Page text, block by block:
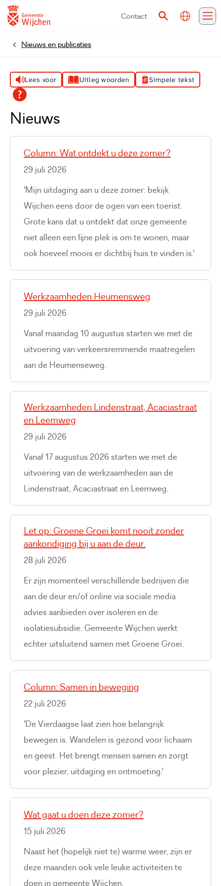
Contact
ZoekenVertalen
HomeNieuws en publicaties
Lees voor Uitleg woorden Simpele tekst
Nieuws
Column: Wat ontdekt u deze zomer?
29 juli 2026
'Mijn uitdaging aan u deze zomer: bekijk
Wijchen eens door de ogen van een toerist.
Grote kans dat u ontdekt dat onze gemeente
niet alleen een fijne plek is om te wonen, maar
ook hoeveel moois er dichtbij huis te vinden is.'
Werkzaamheden Heumensweg
29 juli 2026
Vanaf maandag 10 augustus starten we met de
uitvoering van verkeersremmende maatregelen
aan de Heumenseweg.
Werkzaamheden Lindenstraat, Acaciastraat
en Leemweg
29 juli 2026
Vanaf 17 augustus 2026 starten we met de
uitvoering van de werkzaamheden aan de
Lindenstraat, Acaciastraat en Leemweg.
Let op: Groene Groei komt nooit zonder
aankondiging bij u aan de deur.
28 juli 2026
Er zijn momenteel verschillende bedrijven die
aan de deur en/of online via sociale media
advies aanbieden over isoleren en de
isolatiesubsidie. Gemeente Wijchen werkt
echter uitsluitend samen met Groene Groei.
Column: Samen in beweging
22 juli 2026
'De Vierdaagse laat zien hoe belangrijk
bewegen is. Wandelen is gezond voor lichaam
en geest. Het brengt mensen samen en zorgt
voor plezier, uitdaging en ontmoeting.'
Wat gaat u doen deze zomer?
15 juli 2026
Naast het (hopelijk niet te) warme weer, zijn er
deze maanden ook vele leuke activiteiten te
doen in gemeente Wijchen.